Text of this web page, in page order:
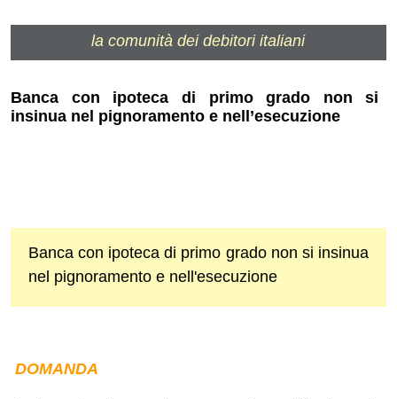
la comunità dei debitori italiani
Banca con ipoteca di primo grado non si
insinua nel pignoramento e nell’esecuzione
Banca con ipoteca di primo grado non si insinua
nel pignoramento e nell'esecuzione
DOMANDA